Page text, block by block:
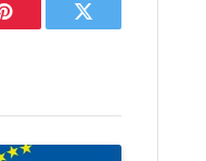
Pinterest Twitter